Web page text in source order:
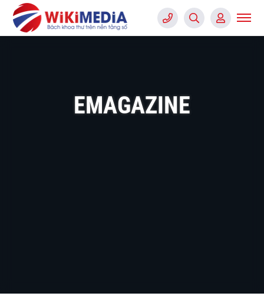
EMAGAZINE